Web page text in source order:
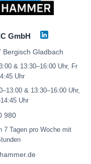
GmbH
Gladbach
& 13:30–16:00 Uhr, Fr
Uhr
& 13:30–16:00 Uhr,
Uhr
980
7 Tagen pro Woche mit